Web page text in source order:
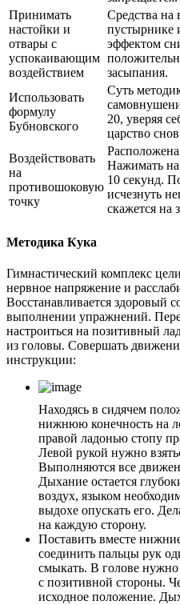
Принимать
настойки и
отвары с
успокаивающим
воздействием
Средства на
пустырнике
эффектом
засыпания.
Использовать
формулу
Бубновского
Суть
20, уверяя
царство
Воздействовать
на
противошоковую
точку
Нажимать на
10 секунд.
исчезнуть
скажется на
Методика Кука
Гимнастический комплекс
нервное напряжение и
Восстанавливается здоровый
выполнении упражнений.
настроиться на позитивный
из головы. Совершать
инструкции:
Находясь в сидячем
нижнюю конечность на
правой ладонью стопу
Левой рукой нужно
Выполняются все
Дыхание остается
воздух, языком
выдохе опускать его.
на каждую сторону.
Поставить вместе
соединить пальцы рук
смыкать. В голове нужно
с позитивной стороны.
исходное положение.